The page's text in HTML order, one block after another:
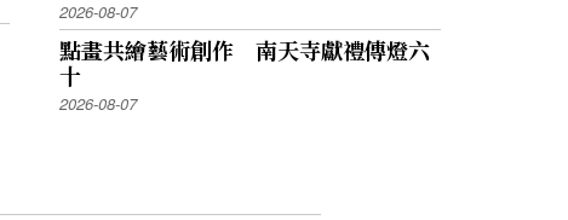
2026-08-07
點畫共繪藝術創作 南天寺獻禮傳燈六
十
2026-08-07